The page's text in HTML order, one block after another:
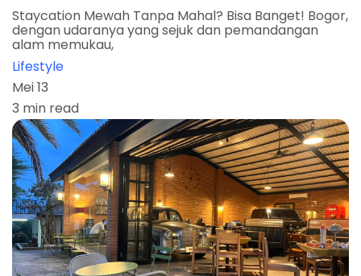
Staycation Mewah Tanpa Mahal? Bisa Banget! Bogor,
dengan udaranya yang sejuk dan pemandangan
alam memukau,
Lifestyle
Mei 13
3 min read